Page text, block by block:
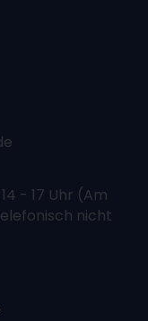
- 17 Uhr (Am
nicht